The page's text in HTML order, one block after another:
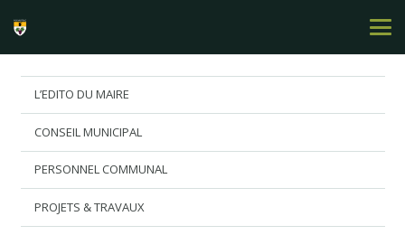
L’EDITO DU MAIRE
CONSEIL MUNICIPAL
PERSONNEL COMMUNAL
PROJETS & TRAVAUX